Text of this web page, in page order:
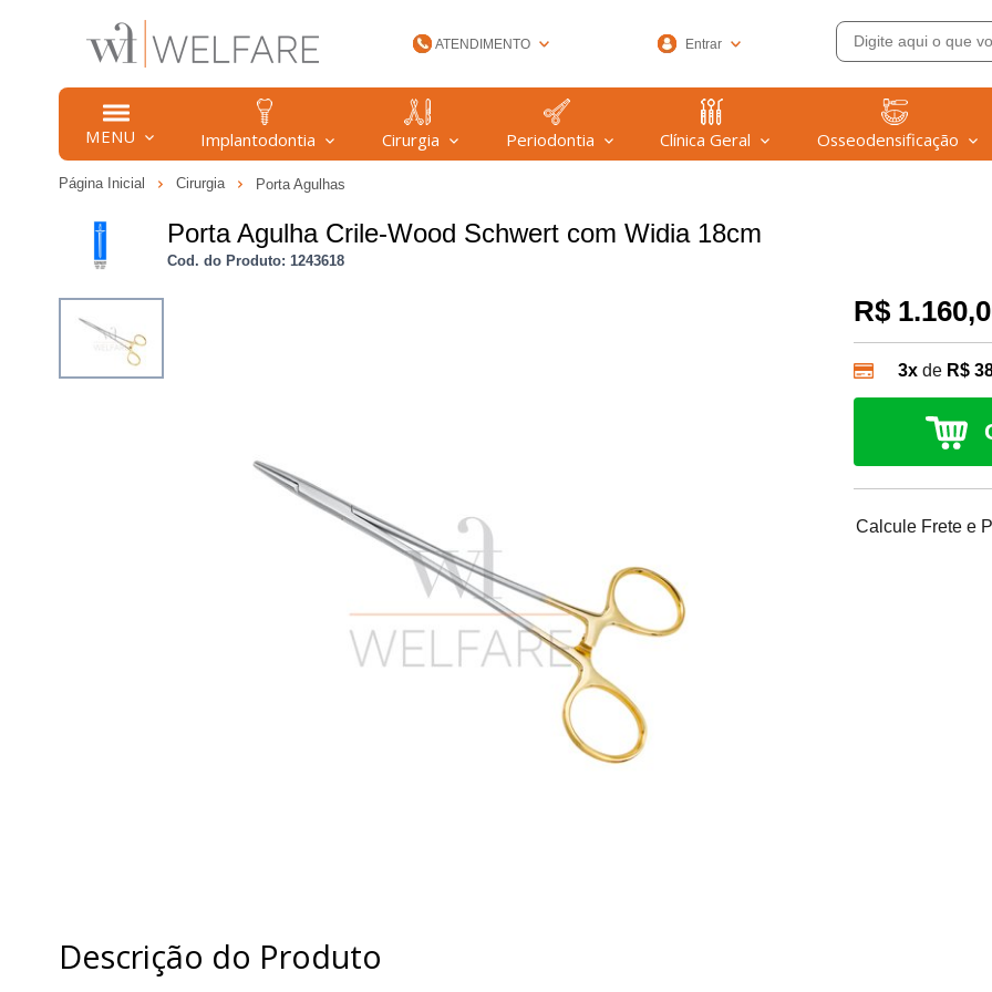
ATENDIMENTO
(47) 99608-9753
Entrar
MENU Implantodontia Cirurgia Periodontia Clínica Geral Osseodensificação
Página Inicial Cirurgia Porta Agulhas
Porta Agulha Crile-Wood Schwert com Widia 18cm
Cod. do Produto: 1243618
R$
3x de R$
Calcule Frete e
Descrição do Produto